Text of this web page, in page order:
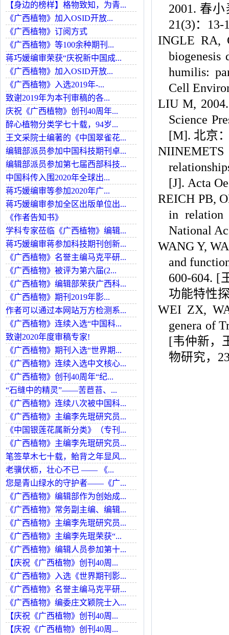
【身边的榜样】格物致知，为青...
《广西植物》加入OSID开放...
《广西植物》订阅方式
《广西植物》等100余种期刊...
蒋巧媛编审荣获“庆祝新中国成...
《广西植物》加入OSID开放...
《广西植物》入选2019年-...
致谢2019年为本刊审稿的各...
庆祝《广西植物》创刊40周年...
醉心植物分类学七十载，94岁...
王文采院士编著的《中国翠雀花...
编辑部派员参加中国科技期刊卓...
编辑部派员参加第七届西部科技...
中国科传入围2020年全球出...
蒋巧媛编审等参加2020年广...
蒋巧媛编审参加全区出版单位出...
《作者告知书》
学科专家莅临《广西植物》编辑...
蒋巧媛编审蒋参加科技期刊创新...
《广西植物》名誉主编马克平研...
《广西植物》被评为第六届(2...
《广西植物》编辑部荣获广西科...
《广西植物》期刊2019年影...
作者可以通过本网站万方检测系...
《广西植物》连续入选“中国科...
致谢2020年度审稿专家!
《广西植物》期刊入选“世界期...
《广西植物》连续入选中文核心...
《广西植物》创刊40周年“纪...
“石缝中的精灵”——苦苣苔、...
《广西植物》连续八次被中国科...
《广西植物》主编李先琨研究员...
《中国银莲花属新分类》（专刊...
《广西植物》主编李先琨研究员...
笔签草木七十载，鲐背之年显风...
老骥伏枥，壮心不已 —— 《...
您是青山绿水的守护者——《广...
《广西植物》编辑部作为创始成...
《广西植物》常务副主编、编辑...
《广西植物》主编李先琨研究员...
《广西植物》主编李先琨荣获“...
《广西植物》编辑人员参加第十...
【庆祝《广西植物》创刊40周...
《广西植物》入选《世界期刊影...
《广西植物》名誉主编马克平研...
《广西植物》编委庄文颖院士入...
【庆祝《广西植物》创刊40周...
【庆祝《广西植物》创刊40周...
2001. 春小
21(3)：13-
INGLE RA,
biogenesis
humilis:
Cell
LIU M,
Science
[M]. 北京
[J]. Acta
REICH PB,
in relation
National
WANG Y,
and
600-604. [
功能特性
WEI ZX,
genera of
[韦仲新，
物研究，